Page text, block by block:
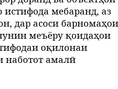
истифода мебаранд, аз
дар асоси барномаҳои
меъёру қоидаҳои
оқилонаи
наботот амалӣ